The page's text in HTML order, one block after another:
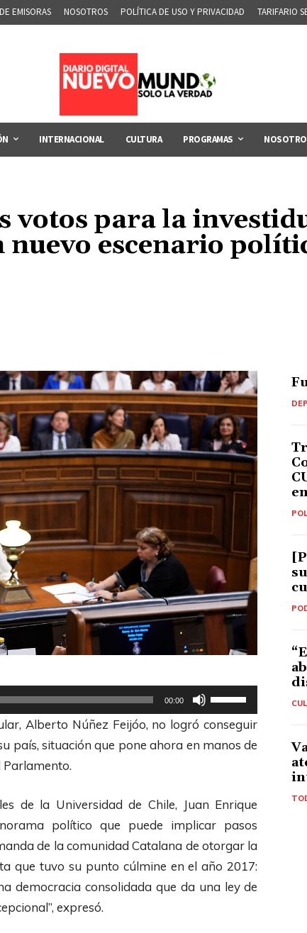
EMISORAS NOSOTROS POLÍTICA DE USO Y PRIVACIDAD TARIFARIO
INTERNACIONAL CULTURA PROGRAMAS
votos para la
nuevo escenario
00:00
U
t
z
l
a
Alberto Núñez Feijóo, no logró conseguir
país, situación que pone ahora en manos de
Parlamento.
de la Universidad de Chile, Juan Enrique
político que puede implicar pasos
de la comunidad Catalana de otorgar la
que tuvo su punto cúlmine en el año 2017:
democracia consolidada que da una ley de
expresó.